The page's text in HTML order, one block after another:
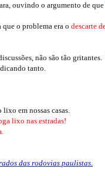
ouvindo o argumento de que
que o problema era o descarte
não são tão gritantes.
tanto.
em nossas casas.
lixo nas estradas!
das rodovias paulistas.